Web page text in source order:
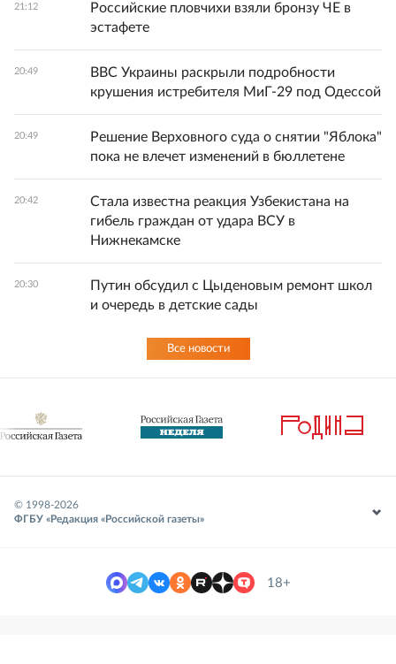
21:12
Российские пловчихи взяли бронзу ЧЕ в
эстафете
20:49
ВВС Украины раскрыли подробности
крушения истребителя МиГ-29 под Одессой
20:49
Решение Верховного суда о снятии "Яблока"
пока не влечет изменений в бюллетене
20:42
Стала известна реакция Узбекистана на
гибель граждан от удара ВСУ в
Нижнекамске
20:30
Путин обсудил с Цыденовым ремонт школ
и очередь в детские сады
Все новости
© 1998-2026
ФГБУ «Редакция «Российской газеты»
18+